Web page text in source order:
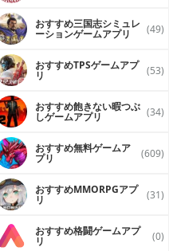
おすすめ三国志シミュレ
ーションゲームアプリ (49)
おすすめTPSゲームアプ
リ (53)
おすすめ飽きない暇つぶ
しゲームアプリ (34)
おすすめ無料ゲームア
プリ (609)
おすすめ MMORPGアプ
リ (31)
おすすめ格闘ゲームアプ
リ (0)